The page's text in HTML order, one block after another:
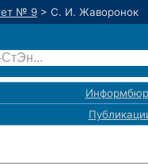
№ 9 > С. И. Жаворонок